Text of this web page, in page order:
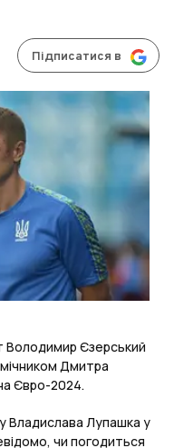
Підписатися в
Володимир Єзерський
Дмитра
Євро-2024.
Владислава Лупашка у
чи погодиться